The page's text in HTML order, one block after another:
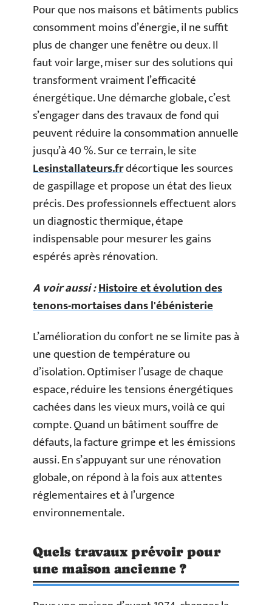
Pour que nos maisons et bâtiments publics
consomment moins d’énergie, il ne suffit
plus de changer une fenêtre ou deux. Il
faut voir large, miser sur des solutions qui
transforment vraiment l’efficacité
énergétique. Une démarche globale, c’est
s’engager dans des travaux de fond qui
peuvent réduire la consommation annuelle
jusqu’à 40 %. Sur ce terrain, le site
Lesinstallateurs.frdécortique les sources
de gaspillage et propose un état des lieux
précis. Des professionnels effectuent alors
un diagnostic thermique, étape
indispensable pour mesurer les gains
espérés après rénovation.
A voir aussi :Histoire et évolution des
tenons-mortaises dans l'ébénisterie
L’amélioration du confort ne se limite pas à
une question de température ou
d’isolation. Optimiser l’usage de chaque
espace, réduire les tensions énergétiques
cachées dans les vieux murs, voilà ce qui
compte. Quand un bâtiment souffre de
défauts, la facture grimpe et les émissions
aussi. En s’appuyant sur une rénovation
globale, on répond à la fois aux attentes
réglementaires et à l’urgence
environnementale.
Quels travaux prévoir pour
une maison ancienne ?